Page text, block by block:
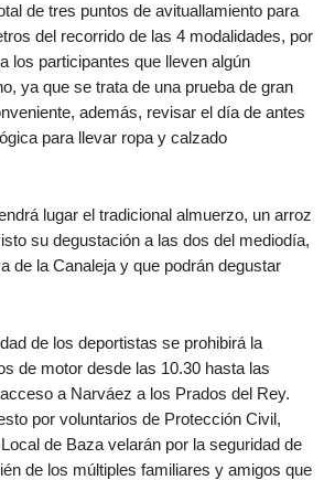
de tres puntos de avituallamiento para
del recorrido de las 4 modalidades, por
los participantes que lleven algún
ya que se trata de una prueba de gran
además, revisar el día de antes
para llevar ropa y calzado
lugar el tradicional almuerzo, un arroz
su degustación a las dos del mediodía,
de la Canaleja y que podrán degustar
de los deportistas se prohibirá la
de motor desde las 10.30 hasta las
a Narváez a los Prados del Rey.
por voluntarios de Protección Civil,
de Baza velarán por la seguridad de
de los múltiples familiares y amigos que